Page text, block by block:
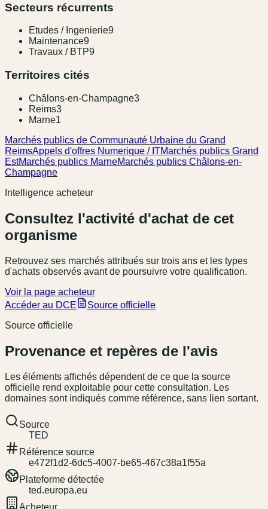
Secteurs récurrents
Etudes / Ingenierie9
Maintenance9
Travaux / BTP9
Territoires cités
Châlons-en-Champagne3
Reims3
Marne1
Marchés publics de Communauté Urbaine du Grand
ReimsAppels d'offres Numerique / ITMarchés publics Grand
EstMarchés publics MarneMarchés publics Châlons-en-
Champagne
Intelligence acheteur
Consultez l'activité d'achat de cet
organisme
Retrouvez ses marchés attribués sur trois ans et les types
d'achats observés avant de poursuivre votre qualification.
Voir la page acheteur
Accéder au DCE
Source officielle
Source officielle
Provenance et repères de l'avis
Les éléments affichés dépendent de ce que la source
officielle rend exploitable pour cette consultation. Les
domaines sont indiqués comme référence, sans lien sortant.
Source
TED
Référence source
e472f1d2-6dc5-4007-be65-467c38a1f55a
Plateforme détectée
ted.europa.eu
Acheteur